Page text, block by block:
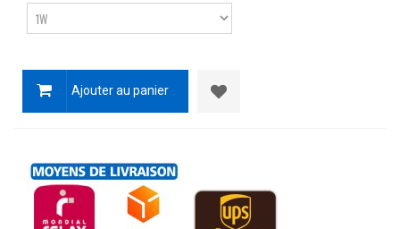
Ajouter au panier